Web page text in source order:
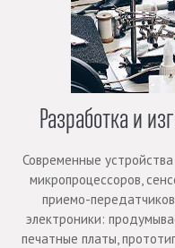
Разработка и
Современные
микропроцессоров,
приемо-
электроники:
печатные платы,